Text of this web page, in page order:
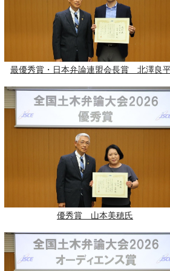
最優秀賞・日本弁論連盟会長賞 北澤良
優秀賞 山本美穂氏